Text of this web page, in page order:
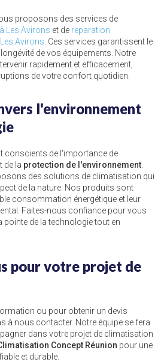
proposons des services de
Les Avirons et de reparation
Avirons . Ces services garantissent le
de vos équipements. Notre
rapidement et efficacement,
de votre confort quotidien.
l'environnement
conscients de l'importance de
de la protection de l'environnement
des solutions de climatisation qui
de la nature. Nos produits sont
consommation énergétique et leur
Faites-nous confiance pour vous
de la technologie tout en
pour votre projet de
ou pour obtenir un devis
à nous contacter. Notre équipe se fera
dans votre projet de climatisation
Concept Réunion pour une
et durable.